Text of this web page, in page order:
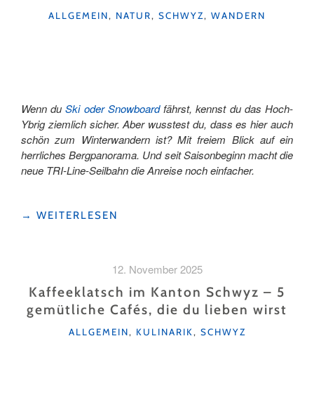
KATEGORIEN
ALLGEMEIN, NATUR, SCHWYZ, WANDERN
Wenn duSki oder Snowboardfährst, kennst du das Hoch-
Ybrig ziemlich sicher. Aber wusstest du, dass es hier auch
schön zum Winterwandern ist? Mit freiem Blick auf ein
herrliches Bergpanorama. Und seit Saisonbeginn macht die
neue TRI-Line-Seilbahn die Anreise noch einfacher.
"WINTERWANDERN
OHNE
ABER
→ WEITERLESEN
12. November 2025
Kaffeeklatsch im Kanton Schwyz – 5
gemütliche Cafés, die du lieben wirst
KATEGORIEN
ALLGEMEIN, KULINARIK, SCHWYZ